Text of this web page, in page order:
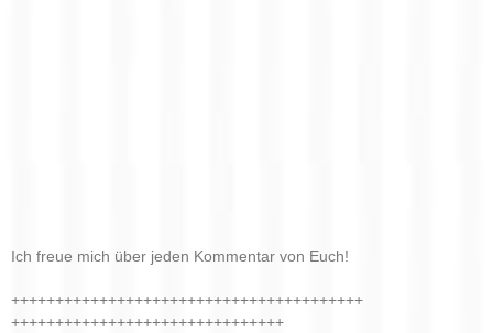
Ich freue mich über jeden Kommentar von Euch!
++++++++++++++++++++++++++++++++++++++++
+++++++++++++++++++++++++++++++